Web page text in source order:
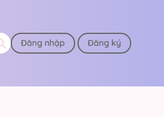
Đăng nhập Đăng ký